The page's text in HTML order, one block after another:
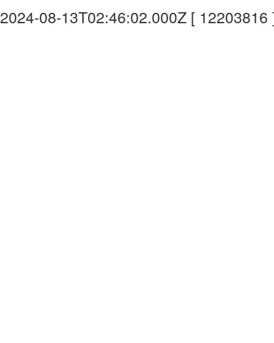
2024-08-13T02:46:02.000Z [ 12203816